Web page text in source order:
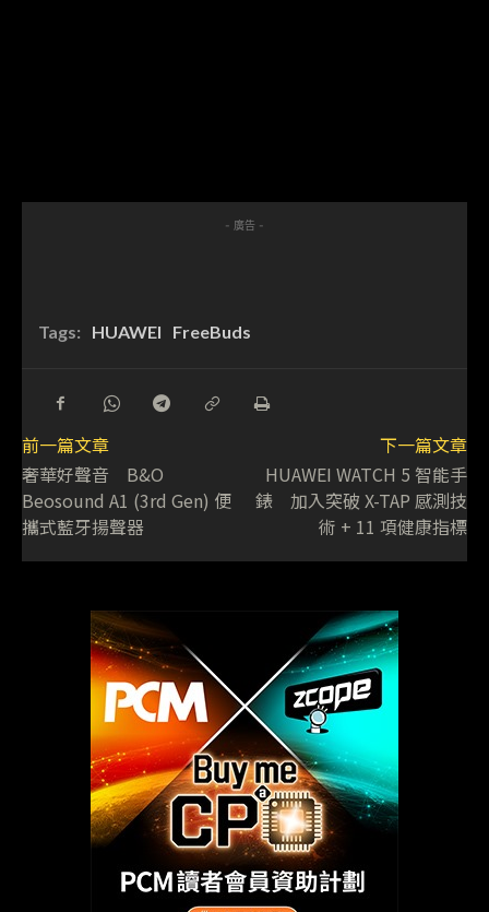
- 廣告 -
Tags: HUAWEI FreeBuds
前一篇文章
奢華好聲音 B&O
Beosound A1 (3rd Gen) 便
攜式藍牙揚聲器
下一篇文章
HUAWEI WATCH 5 智能手
錶 加入突破 X-TAP 感測技
術 + 11 項健康指標